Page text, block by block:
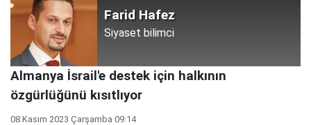
Farid Hafez
Siyaset bilimci
Almanya İsrail'e destek için halkının
özgürlüğünü kısıtlıyor
08 Kasım 2023 Çarşamba 09:14